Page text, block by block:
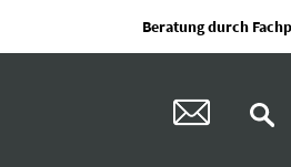
Beratung durch